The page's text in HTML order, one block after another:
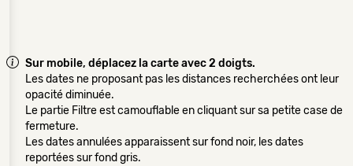
Sur mobile, déplacez la carte avec 2 doigts.
Les dates ne proposant pas les distances recherchées ont leur
opacité diminuée.
Le partie Filtre est camouflable en cliquant sur sa petite case de
fermeture.
Les dates annulées apparaissent sur fond noir, les dates
reportées sur fond gris.